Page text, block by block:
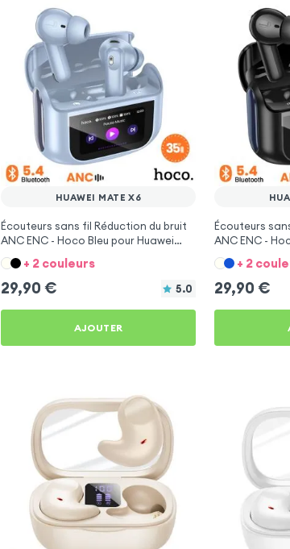
HUAWEI MATE X6
Écouteurs sans fil Réduction du bruit
ANC ENC - Hoco Bleu pour Huawei
Mate X6
+ 2 couleurs
29,90 € 5.0
AJOUTER
Écouteurs
ANC ENC -
Mate X6
+ 2
29,90 €